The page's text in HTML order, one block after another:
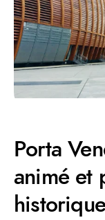
Porta
animé et